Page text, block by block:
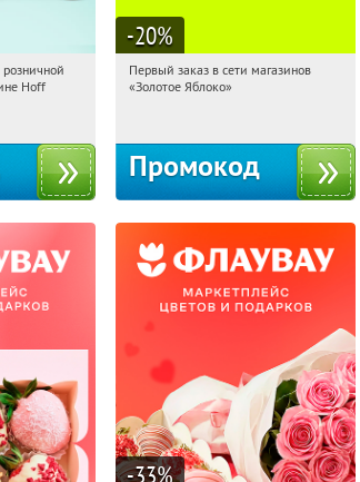
Получили:
Hoff
-20%
08:18:25
Получи первым!
Первый заказ в сети магазинов
«Золотое Яблоко»
Промокод
-33%